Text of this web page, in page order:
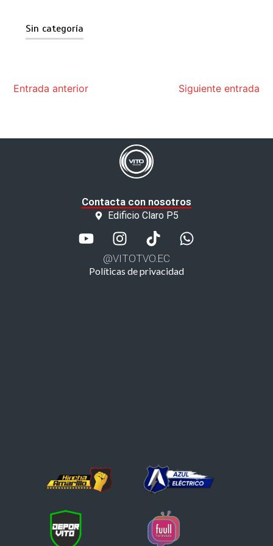
Sin categoría
Entrada anterior Siguiente entrada
Contacta con nosotros
Edificio Claro P5
@VITOTVO.EC
Políticas de privacidad